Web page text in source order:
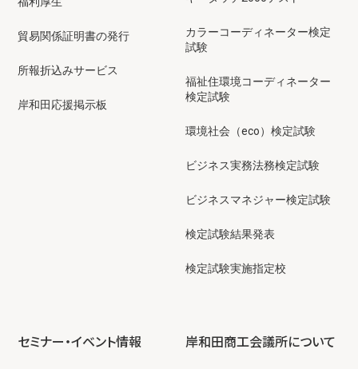
貿易関係証明書の発行
所報折込みサービス
岸和田応援掲示板
カラーコーディネーター検定
試験
福祉住環境コーディネーター
検定試験
環境社会（eco）検定試験
ビジネス実務法務検定試験
ビジネスマネジャー検定試験
検定試験結果発表
検定試験実施指定校
セミナー・イベント情報 岸和田商工会議所について